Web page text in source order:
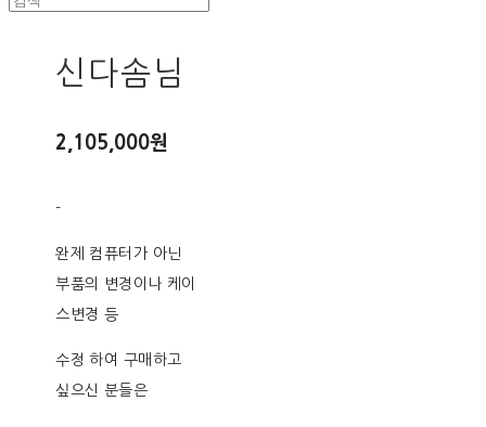
신다솜님
2,105,000원
-
완제 컴퓨터가 아닌
부품의 변경이나 케이
스변경 등
수정 하여 구매하고
싶으신 분들은